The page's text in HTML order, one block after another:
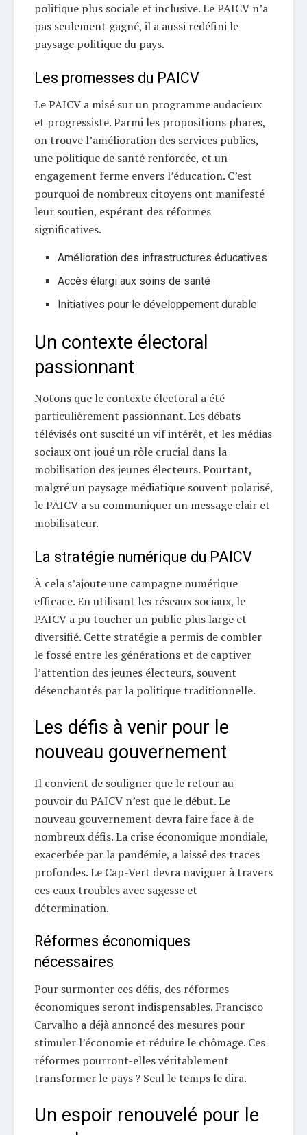
politique plus sociale et inclusive. Le PAICV n’a
pas seulement gagné, il a aussi redéfini le
paysage politique du pays.
Les promesses du PAICV
Le PAICV a misé sur un programme audacieux
et progressiste. Parmi les propositions phares,
on trouve l’amélioration des services publics,
une politique de santé renforcée, et un
engagement ferme envers l’éducation. C’est
pourquoi de nombreux citoyens ont manifesté
leur soutien, espérant des réformes
significatives.
Amélioration des infrastructures éducatives
Accès élargi aux soins de santé
Initiatives pour le développement durable
Un contexte électoral
passionnant
Notons que le contexte électoral a été
particulièrement passionnant. Les débats
télévisés ont suscité un vif intérêt, et les médias
sociaux ont joué un rôle crucial dans la
mobilisation des jeunes électeurs. Pourtant,
malgré un paysage médiatique souvent polarisé,
le PAICV a su communiquer un message clair et
mobilisateur.
La stratégie numérique du PAICV
À cela s’ajoute une campagne numérique
efficace. En utilisant les réseaux sociaux, le
PAICV a pu toucher un public plus large et
diversifié. Cette stratégie a permis de combler
le fossé entre les générations et de captiver
l’attention des jeunes électeurs, souvent
désenchantés par la politique traditionnelle.
Les défis à venir pour le
nouveau gouvernement
Il convient de souligner que le retour au
pouvoir du PAICV n’est que le début. Le
nouveau gouvernement devra faire face à de
nombreux défis. La crise économique mondiale,
exacerbée par la pandémie, a laissé des traces
profondes. Le Cap-Vert devra naviguer à travers
ces eaux troubles avec sagesse et
détermination.
Réformes économiques
nécessaires
Pour surmonter ces défis, des réformes
économiques seront indispensables. Francisco
Carvalho a déjà annoncé des mesures pour
stimuler l’économie et réduire le chômage. Ces
réformes pourront-elles véritablement
transformer le pays ? Seul le temps le dira.
Un espoir renouvelé pour le